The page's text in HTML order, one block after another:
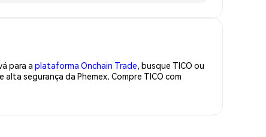
para a plataforma Onchain Trade, busque TICO ou
segurança da Phemex. Compre TICO com